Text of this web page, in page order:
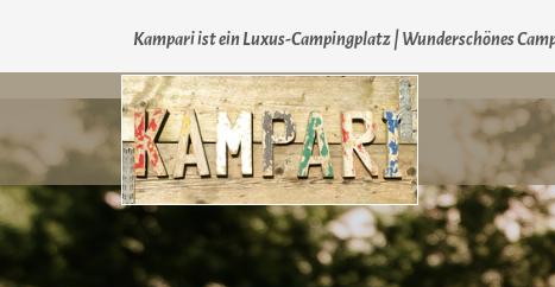
Kampari ist ein Luxus-Campingplatz | Wunderschönes